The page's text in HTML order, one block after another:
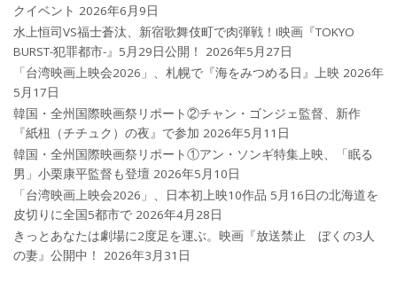
クイベント 2026年6月9日
水上恒司VS福士蒼汰、新宿歌舞伎町で肉弾戦！!映画『TOKYO
BURST-犯罪都市-』5月29日公開！
2026年5月27日
「台湾映画上映会2026」、札幌で『海をみつめる日』上映 2026年
5月17日
韓国・全州国際映画祭リポート②チャン・ゴンジェ監督、新作
『紙杻（チチュク）の夜』で参加 2026年5月11日
韓国・全州国際映画祭リポート①アン・ソンギ特集上映、「眠る
男」小栗康平監督も登壇 2026年5月10日
「台湾映画上映会2026」、日本初上映10作品 5月16日の北海道を
皮切りに全国5都市で 2026年4月28日
きっとあなたは劇場に2度足を運ぶ。映画『放送禁止 ぼくの3人
の妻』公開中！
2026年3月31日